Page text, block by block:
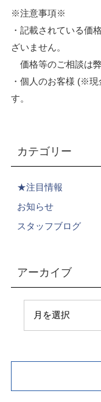
※注意事項※
・記載されている価
ざいません。
価格等のご相談は
・個人のお客様 (※
す。
カテゴリー
★注目情報
お知らせ
スタッフブログ
アーカイブ